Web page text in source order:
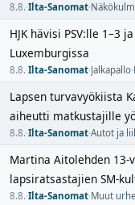
8.8.·Ilta-Sanomat·
HJK hävisi PSV:lle 1–3
Luxemburgissa
8.8.·Ilta-Sanomat·Jalkapallo·
Lapsen turvavyökiista
aiheutti matkustajille
8.8.·Ilta-Sanomat·Autot ja
Martina Aitolehden
lapsiratsastajien SM-
8.8.·Ilta-Sanomat·Muut